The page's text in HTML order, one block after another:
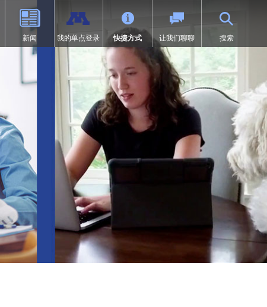
（9-12年级）
先修课程（AP）
求
文凭（IB）
研究
浸式课程（9-12年级）
卡研究
：航空、汽车、建筑
来”项目
志 | MHS 课程目录
Online（增刊）
们
（在新窗口/标签页中打开）
快讯
过渡教育
SAIL 过渡计划
打开）
项目
1:1 iPad 信息
第504条
数字健康与保健
英语学习者 (EL)
医疗服务
符合《麦金尼-文托法案》资格的
学生
明尼通卡美洲原住民教育项目
特殊教育
第一章
《第九条》
新闻 我的单点登录 快捷方式 让我们聊聊 搜索